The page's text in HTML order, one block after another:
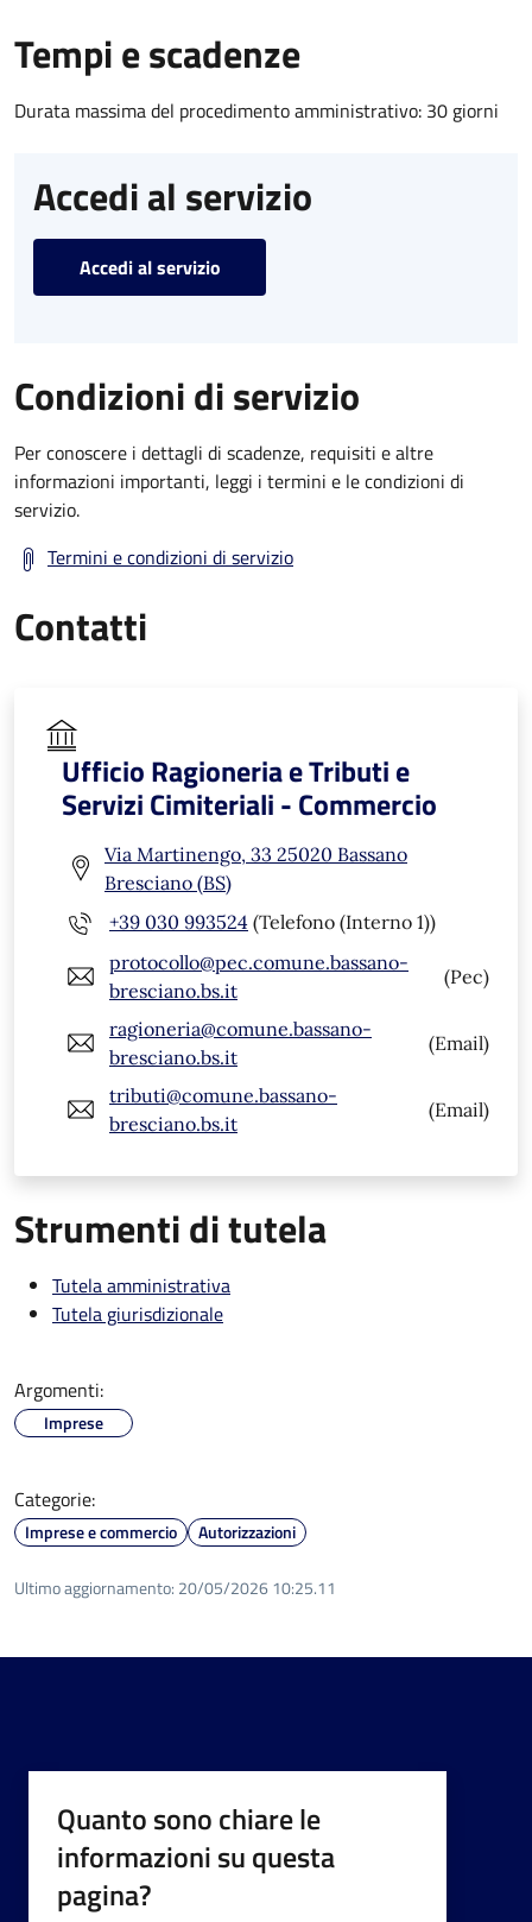
Tempi e scadenze
Durata massima del procedimento amministrativo: 30 giorni
Accedi al servizio
Accedi al servizio
Condizioni di servizio
Per conoscere i dettagli di scadenze, requisiti e altre
informazioni importanti, leggi i termini e le condizioni di
servizio.
Termini e condizioni di servizio
Contatti
Ufficio Ragioneria e Tributi e
Servizi Cimiteriali - Commercio
Via Martinengo, 33 25020 Bassano
Bresciano (BS)
+39 030 993524 (Telefono (Interno 1))
protocollo@pec.comune.bassano-
bresciano.bs.it
(Pec)
ragioneria@comune.bassano-
bresciano.bs.it
(Email)
tributi@comune.bassano-
bresciano.bs.it
(Email)
Strumenti di tutela
Tutela amministrativa
Tutela giurisdizionale
Argomenti:
Imprese
Categorie:
Imprese e commercio Autorizzazioni
Ultimo aggiornamento: 20/05/2026 10:25.11
Quanto sono chiare le
informazioni su questa
pagina?